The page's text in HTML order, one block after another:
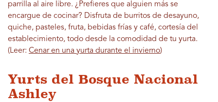
parrilla al aire libre. ¿Prefieres que alguien más se
encargue de cocinar? Disfruta de burritos de desayuno,
quiche, pasteles, fruta, bebidas frías y café, cortesía del
establecimiento, todo desde la comodidad de tu yurta.
(Leer: Cenar en una yurta durante el invierno)
Yurts del Bosque Nacional
Ashley